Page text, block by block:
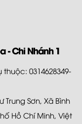
- Chi Nhánh 1
0314628349-
Sơn, Xã Bình
Hồ Chí Minh, Việt